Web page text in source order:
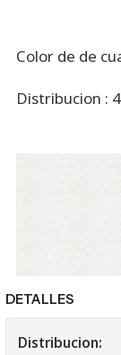
Color de de
Distribucion :
DETALLES
Distribucion: